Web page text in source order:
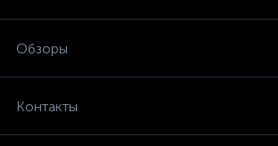
Обзоры
Контакты